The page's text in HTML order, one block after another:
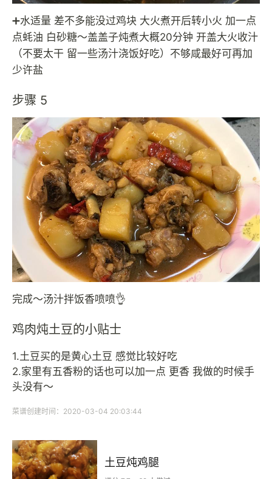
➕水适量 差不多能没过鸡块 大火煮开后转小火 加一点
点蚝油 白砂糖～盖盖子炖煮大概20分钟 开盖大火收汁
（不要太干 留一些汤汁浇饭好吃）不够咸最好可再加
少许盐
步骤 5
完成～汤汁拌饭香喷喷👌
鸡肉炖土豆的小贴士
1.土豆买的是黄心土豆 感觉比较好吃
2.家里有五香粉的话也可以加一点 更香 我做的时候手
头没有～
菜谱创建时间：2020-03-04 20:03:44
土豆炖鸡腿